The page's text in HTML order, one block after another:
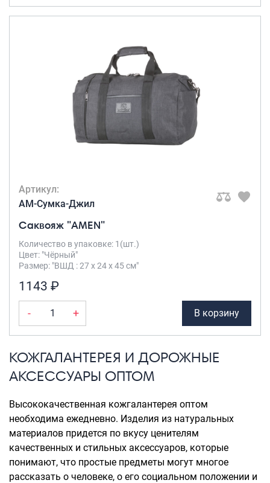
Артикул:
AM-Сумка-Джил
Саквояж "AMEN"
Количество в упаковке: 1(шт.)
Цвет: "Чёрный"
Размер: "ВШД : 27 х 24 х 45 см"
1143 ₽
- + В корзину
КОЖГАЛАНТЕРЕЯ И ДОРОЖНЫЕ
АКСЕССУАРЫ ОПТОМ
Высококачественная кожгалантерея оптом
необходима ежедневно. Изделия из натуральных
материалов придется по вкусу ценителям
качественных и стильных аксессуаров, которые
понимают, что простые предметы могут многое
рассказать о человеке, о его социальном положении и